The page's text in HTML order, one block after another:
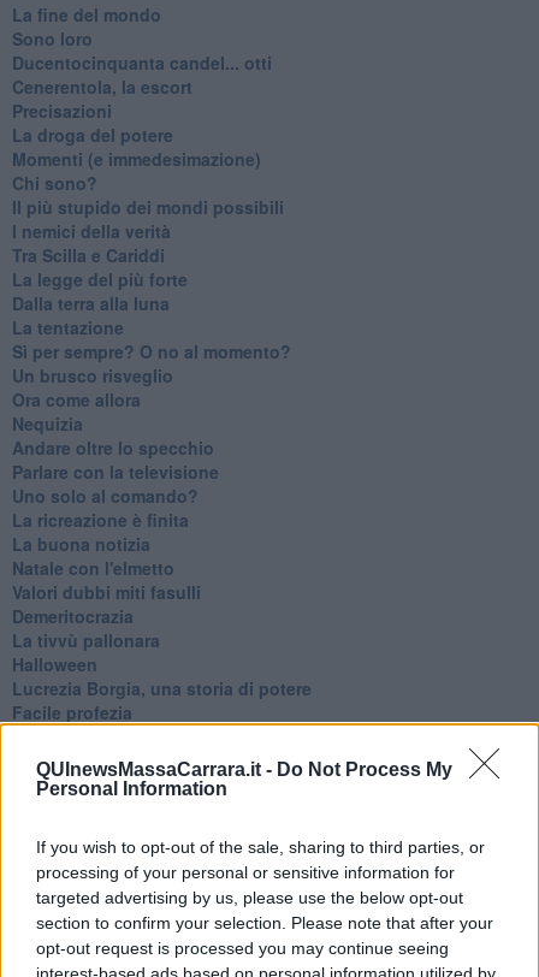
QUInewsMassaCarrara.it - Do Not Process My
Personal Information
If you wish to opt-out of the sale, sharing to third parties, or
processing of your personal or sensitive information for
targeted advertising by us, please use the below opt-out
section to confirm your selection. Please note that after your
opt-out request is processed you may continue seeing
interest-based ads based on personal information utilized by
La fine del mondo
Sono loro
Ducentocinquanta candel... otti
Cenerentola, la escort
Precisazioni
La droga del potere
Momenti (e immedesimazione)
Chi sono?
Il più stupido dei mondi possibili
I nemici della verità
Tra Scilla e Cariddi
La legge del più forte
Dalla terra alla luna
La tentazione
​Sì per sempre? O no al momento?
Un brusco risveglio
Ora come allora
Nequizia
Andare oltre lo specchio
Parlare con la televisione
Uno solo al comando?
La ricreazione è finita
La buona notizia
Natale con l'elmetto
Valori dubbi miti fasulli
Demeritocrazia
La tivvù pallonara
Halloween
​Lucrezia Borgia, una storia di potere
Facile profezia
L'abiura di Galileo
Fu vera gloria?
Alla fermata dell'autobus
La repressione sessuale per sentito dire
Diseducazione televisiva e inerzia della politica
Foto storica
Esequie solenni